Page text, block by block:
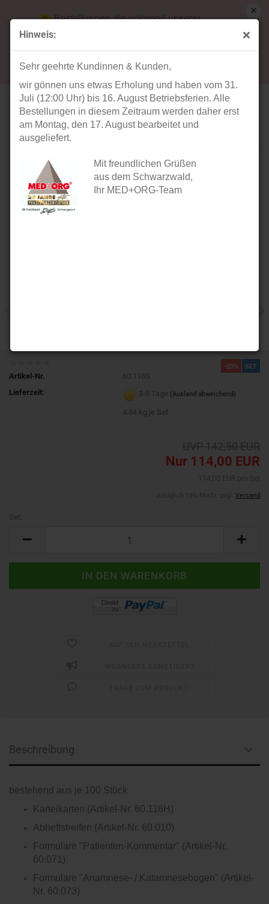
Hinweis:
Sehr geehrte Kundinnen & Kunden,
wir gönnen uns etwas Erholung und haben vom 31.
Juli (12:00 Uhr) bis 16. August Betriebsferien. Alle
Bestellungen in diesem Zeitraum werden daher erst
am Montag, den 17. August bearbeitet und
ausgeliefert.
Mit freundlichen Grüßen
aus dem Schwarzwald,
Ihr MED+ORG-Team
Bestellungen die während unserer
Betriebsferien (31. Juli ab 12:00 Uhr bis 16.
Artikel in dieser Kategorie
Set Karteitasche A5 - Psychotherapie
-20% SET
Artikel-Nr.
60.116S
Lieferzeit:
3-5 Tage (Ausland abweichend)
4.34 kg je Set
Nur 114,00 EUR
Versand
Set:
Beschreibung
bestehend aus je 100 Stück
Karteikarten (Artikel-Nr. 60.116H)
Abheftstreifen (Artikel-Nr. 60.010)
Formulare "Patienten-Kommentar" (Artikel-Nr.
60.071)
Formulare "Anamnese- / Katamnesebogen" (Artikel-
Nr. 60.073)